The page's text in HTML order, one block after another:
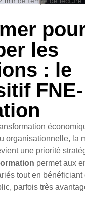
les
: le
FNE-
organisationnelle, la
une priorité
permet aux
tout en bénéficiant
parfois très